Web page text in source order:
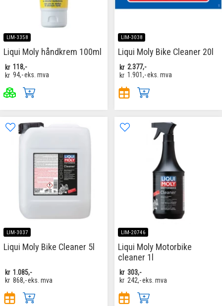
LIM-3358
Liqui Moly håndkrem 100ml
kr 118,-
kr 94,-eks. mva
LIM-3038
Liqui Moly Bike Cleaner 20l
kr 2.377,-
kr 1.901,-eks. mva
LIM-3037
Liqui Moly Bike Cleaner 5l
kr 1.085,-
kr 868,-eks. mva
LIM-20746
Liqui Moly Motorbike
cleaner 1l
kr 303,-
kr 242,-eks. mva